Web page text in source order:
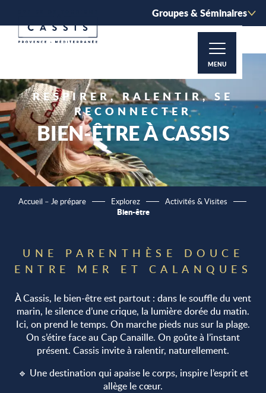
contenu
Groupes & Séminaires
MENU
RESPIRER, RALENTIR, SE
RECONNECTER
BIEN-ÊTRE À CASSIS
Accueil – Je prépare Explorez Activités & Visites
Bien-être
UNE PARENTHÈSE DOUCE
ENTRE MER ET CALANQUES
À Cassis, le bien-être est partout : dans le souffle du vent
marin, le silence d’une crique, la lumière dorée du matin.
Ici, on prend le temps. On marche pieds nus sur la plage.
On s’étire face au Cap Canaille. On goûte à l’instant
présent. Cassis invite à ralentir, naturellement.
🔹 Une destination qui apaise le corps, inspire l’esprit et
allège le cœur.